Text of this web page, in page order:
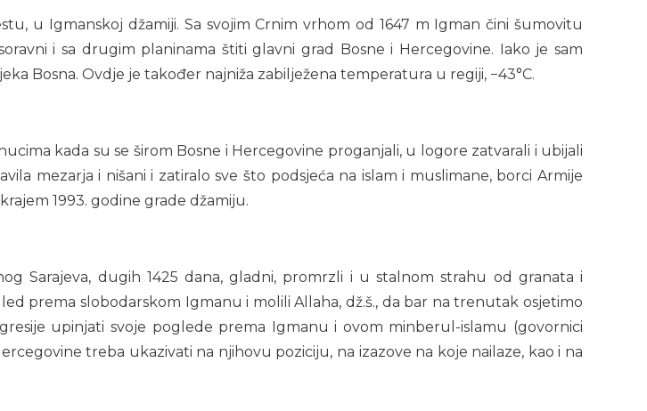
u Igmanskoj džamiji. Sa svojim Crnim vrhom od 1647 m Igman čini šumovitu
i sa drugim planinama štiti glavni grad Bosne i Hercegovine. Iako je sam
Bosna. Ovdje je također najniža zabilježena temperatura u regiji, −43°C.
kada su se širom Bosne i Hercegovine proganjali, u logore zatvarali i ubijali
mezarja i nišani i zatiralo sve što podsjeća na islam i muslimane, borci Armije
1993. godine grade džamiju.
Sarajeva, dugih 1425 dana, gladni, promrzli i u stalnom strahu od granata i
prema slobodarskom Igmanu i molili Allaha, dž.š., da bar na trenutak osjetimo
upinjati svoje poglede prema Igmanu i ovom minberul-islamu (govornici
treba ukazivati na njihovu poziciju, na izazove na koje nailaze, kao i na